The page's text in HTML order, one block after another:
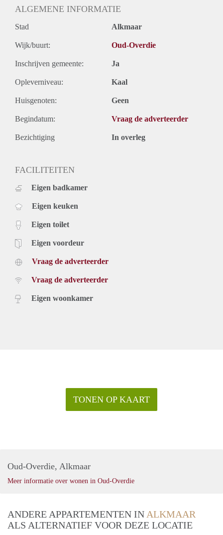
ALGEMENE INFORMATIE
Stad Alkmaar
Wijk/buurt: Oud-Overdie
Inschrijven gemeente: Ja
Opleverniveau: Kaal
Huisgenoten: Geen
Begindatum: Vraag de adverteerder
Bezichtiging In overleg
FACILITEITEN
Eigen badkamer
Eigen keuken
Eigen toilet
Eigen voordeur
Vraag de adverteerder
Vraag de adverteerder
Eigen woonkamer
TONEN OP KAART
Oud-Overdie, Alkmaar
Meer informatie over wonen in Oud-Overdie
ANDERE APPARTEMENTEN IN ALKMAAR
ALS ALTERNATIEF VOOR DEZE LOCATIE